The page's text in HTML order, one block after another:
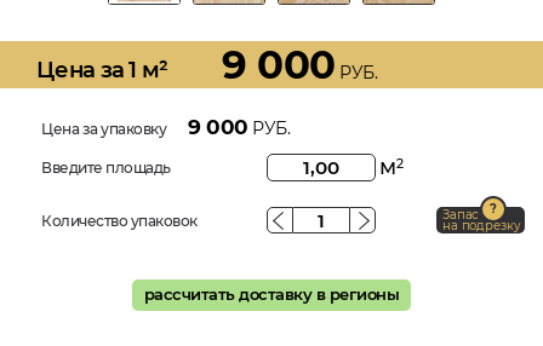
Цена за 1 м² 9 000 РУБ.
Цена за упаковку 9 000 РУБ.
Введите площадь м2
Количество упаковок Запас
на подрезку
рассчитать доставку в регионы